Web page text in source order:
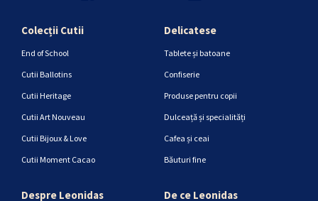
Colecții Cutii
End of School
Cutii Ballotins
Cutii Heritage
Cutii Art Nouveau
Cutii Bijoux & Love
Cutii Moment Cacao
Delicatese
Tablete și batoane
Confiserie
Produse pentru copii
Dulceață și specialități
Cafea și ceai
Băuturi fine
Despre Leonidas De ce Leonidas